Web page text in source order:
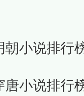
小说排行
小说排行